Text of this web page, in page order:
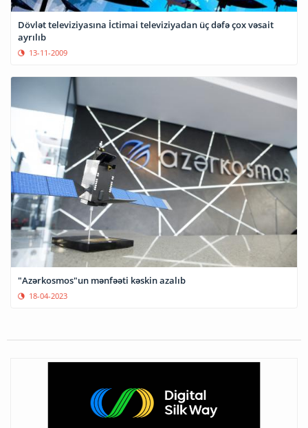
Dövlət televiziyasına İctimai televiziyadan üç dəfə çox vəsait
ayrılıb
13-11-2009
"Azərkosmos"un mənfəəti kəskin azalıb
18-04-2023